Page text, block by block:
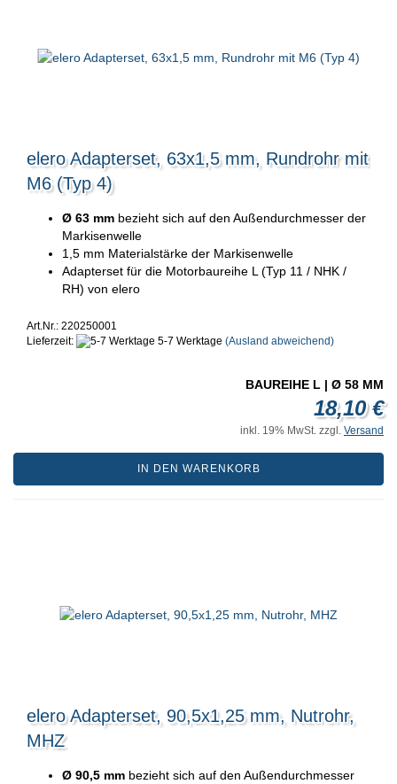
elero Adapterset, 63x1,5 mm, Rundrohr mit
M6 (Typ 4)
Ø 63 mm bezieht sich auf den Außendurchmesser der
Markisenwelle
1,5 mm Materialstärke der Markisenwelle
Adapterset für die Motorbaureihe L (Typ 11 / NHK /
RH) von elero
Art.Nr.: 220250001
Lieferzeit:
5-7 Werktage (Ausland abweichend)
BAUREIHE L | Ø 58 MM
18,10 €
inkl. 19% MwSt. zzgl. Versand
IN DEN WARENKORB
elero Adapterset, 90,5x1,25 mm, Nutrohr,
MHZ
Ø 90,5 mm bezieht sich auf den Außendurchmesser